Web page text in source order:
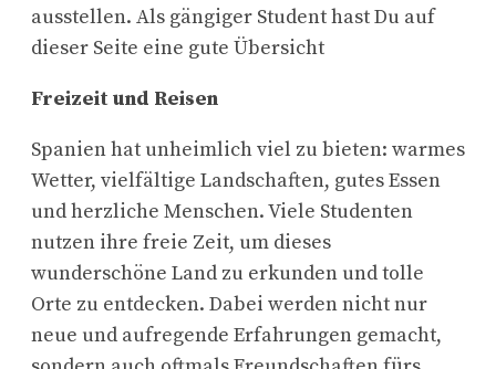
ausstellen. Als gängiger Student hast Du auf
dieser Seite eine gute Übersicht
Freizeit und Reisen
Spanien hat unheimlich viel zu bieten: warmes
Wetter, vielfältige Landschaften, gutes Essen
und herzliche Menschen. Viele Studenten
nutzen ihre freie Zeit, um dieses
wunderschöne Land zu erkunden und tolle
Orte zu entdecken. Dabei werden nicht nur
neue und aufregende Erfahrungen gemacht,